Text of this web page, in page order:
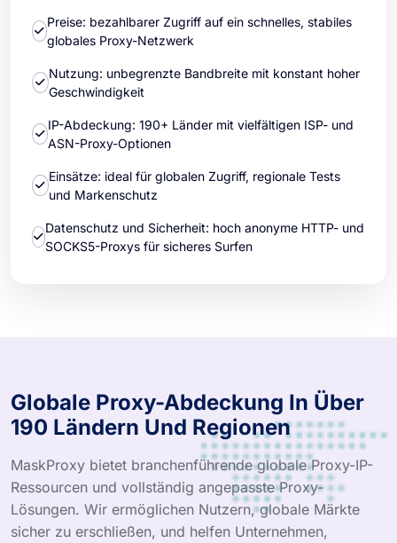
Preise: bezahlbarer Zugriff auf ein schnelles, stabiles
globales Proxy-Netzwerk
Nutzung: unbegrenzte Bandbreite mit konstant hoher
Geschwindigkeit
IP-Abdeckung: 190+ Länder mit vielfältigen ISP- und
ASN-Proxy-Optionen
Einsätze: ideal für globalen Zugriff, regionale Tests
und Markenschutz
Datenschutz und Sicherheit: hoch anonyme HTTP- und
SOCKS5-Proxys für sicheres Surfen
Globale Proxy-Abdeckung In Über
190 Ländern Und Regionen
MaskProxy bietet branchenführende globale Proxy-IP-
Ressourcen und vollständig angepasste Proxy-
Lösungen. Wir ermöglichen Nutzern, globale Märkte
sicher zu erschließen, und helfen Unternehmen,